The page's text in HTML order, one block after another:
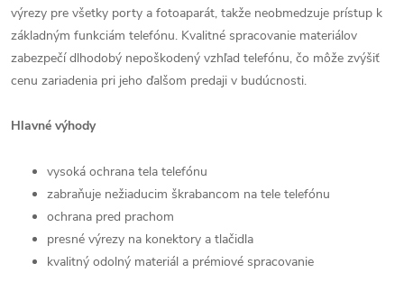
výrezy pre všetky porty a fotoaparát, takže neobmedzuje prístup k
základným funkciám telefónu. Kvalitné spracovanie materiálov
zabezpečí dlhodobý nepoškodený vzhľad telefónu, čo môže zvýšiť
cenu zariadenia pri jeho ďalšom predaji v budúcnosti.
Hlavné výhody
vysoká ochrana tela telefónu
zabraňuje nežiaducim škrabancom na tele telefónu
ochrana pred prachom
presné výrezy na konektory a tlačidla
kvalitný odolný materiál a prémiové spracovanie